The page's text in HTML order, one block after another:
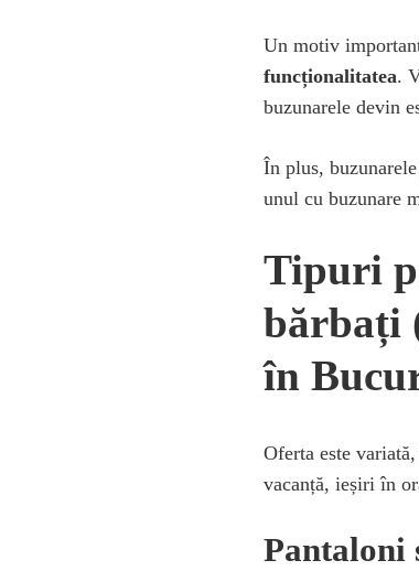
Un motiv
funcționalitatea.
buzunarele devin
În plus,
unul cu buzunare
Tipuri
bărbați
în
Oferta este
vacanță, ieșiri în
Pantaloni